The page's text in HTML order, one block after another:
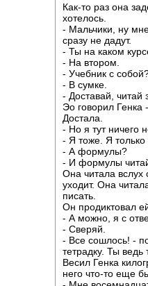
Как-то раз она
хотелось.
- Мальчики, ну
сразу не дадут.
- Ты на каком
- На втором.
- Учебник с
- В сумке.
- Доставай, читай
Эо говорил Генка
Достала.
- Но я тут ничего
- Я тоже. Я только
- А формулы?
- И формулы
Она читала вслух
уходит. Она
писать.
Он продиктовал
- А можно, я с
- Сверяй.
- Все сошлось! -
тетрадку. Ты ведь
Весил Генка
него что-то еще